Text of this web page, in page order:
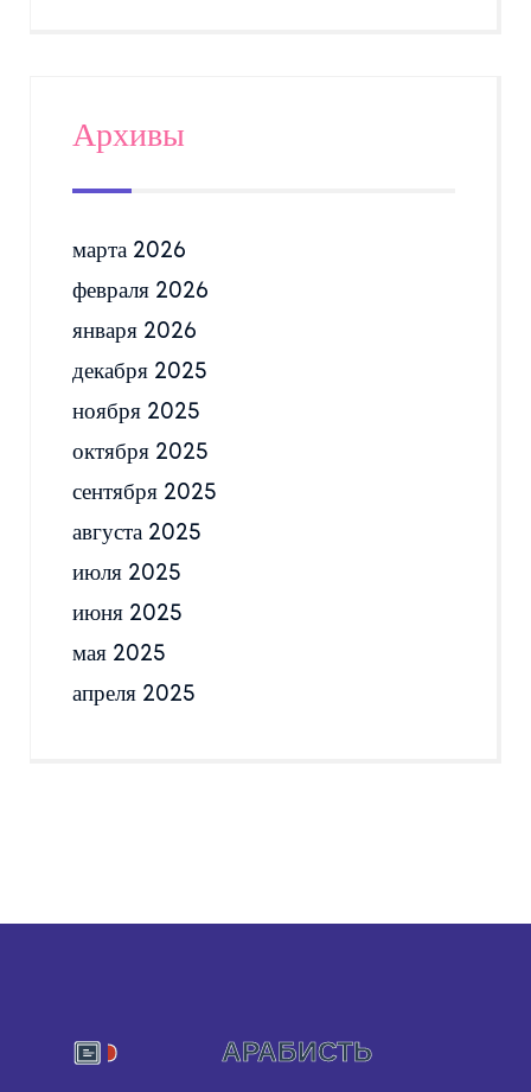
Архивы
марта 2026
февраля 2026
января 2026
декабря 2025
ноября 2025
октября 2025
сентября 2025
августа 2025
июля 2025
июня 2025
мая 2025
апреля 2025